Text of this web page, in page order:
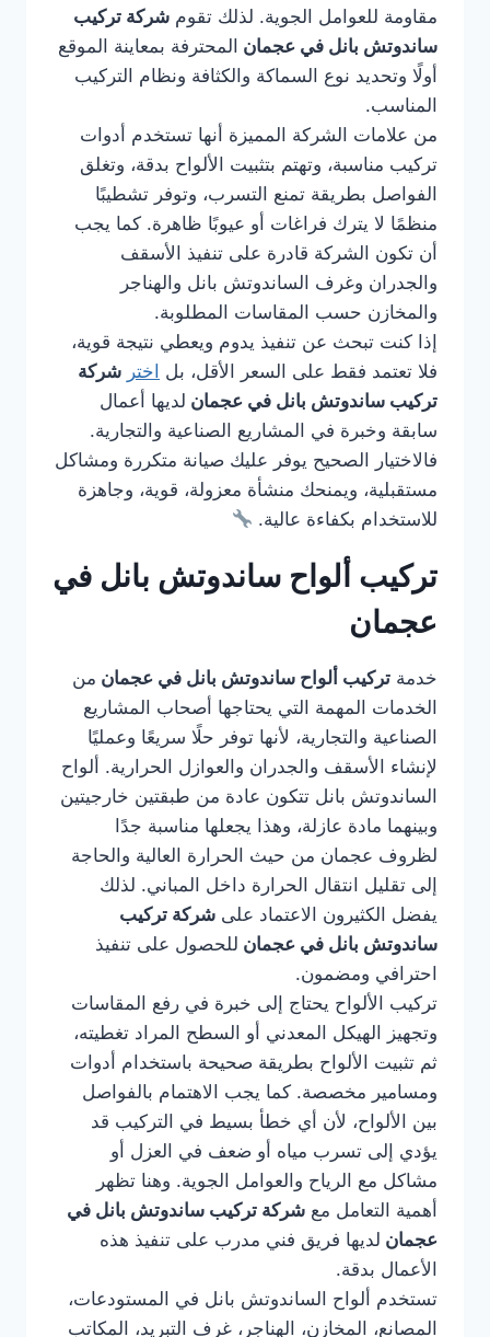
مقاومة للعوامل الجوية. لذلك تقوم شركة تركيب
ساندوتش بانل في عجمان المحترفة بمعاينة الموقع
أولًا وتحديد نوع السماكة والكثافة ونظام التركيب
المناسب.
من علامات الشركة المميزة أنها تستخدم أدوات
تركيب مناسبة، وتهتم بتثبيت الألواح بدقة، وتغلق
الفواصل بطريقة تمنع التسرب، وتوفر تشطيبًا
منظمًا لا يترك فراغات أو عيوبًا ظاهرة. كما يجب
أن تكون الشركة قادرة على تنفيذ الأسقف
والجدران وغرف الساندوتش بانل والهناجر
والمخازن حسب المقاسات المطلوبة.
إذا كنت تبحث عن تنفيذ يدوم ويعطي نتيجة قوية،
فلا تعتمد فقط على السعر الأقل، بل اختر شركة
تركيب ساندوتش بانل في عجمان لديها أعمال
سابقة وخبرة في المشاريع الصناعية والتجارية.
فالاختيار الصحيح يوفر عليك صيانة متكررة ومشاكل
مستقبلية، ويمنحك منشأة معزولة، قوية، وجاهزة
للاستخدام بكفاءة عالية.
تركيب ألواح ساندوتش بانل في
عجمان
خدمة تركيب ألواح ساندوتش بانل في عجمان من
الخدمات المهمة التي يحتاجها أصحاب المشاريع
الصناعية والتجارية، لأنها توفر حلًا سريعًا وعمليًا
لإنشاء الأسقف والجدران والعوازل الحرارية. ألواح
الساندوتش بانل تتكون عادة من طبقتين خارجيتين
وبينهما مادة عازلة، وهذا يجعلها مناسبة جدًا
لظروف عجمان من حيث الحرارة العالية والحاجة
إلى تقليل انتقال الحرارة داخل المباني. لذلك
يفضل الكثيرون الاعتماد على شركة تركيب
ساندوتش بانل في عجمان للحصول على تنفيذ
احترافي ومضمون.
تركيب الألواح يحتاج إلى خبرة في رفع المقاسات
وتجهيز الهيكل المعدني أو السطح المراد تغطيته،
ثم تثبيت الألواح بطريقة صحيحة باستخدام أدوات
ومسامير مخصصة. كما يجب الاهتمام بالفواصل
بين الألواح، لأن أي خطأ بسيط في التركيب قد
يؤدي إلى تسرب مياه أو ضعف في العزل أو
مشاكل مع الرياح والعوامل الجوية. وهنا تظهر
أهمية التعامل مع شركة تركيب ساندوتش بانل في
عجمان لديها فريق فني مدرب على تنفيذ هذه
الأعمال بدقة.
تستخدم ألواح الساندوتش بانل في المستودعات،
المصانع، المخازن، الهناجر، غرف التبريد، المكاتب